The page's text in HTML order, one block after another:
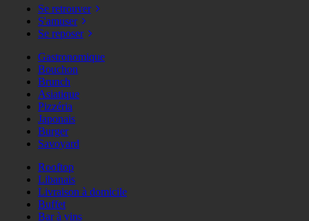
Se retrouver
S'amuser
Se reposer
Gastronomique
Bouchon
Brunch
Asiatique
Pizzéria
Japonais
Burger
Savoyard
Rooftop
Libanais
Livraison à domicile
Buffet
Bar à vins